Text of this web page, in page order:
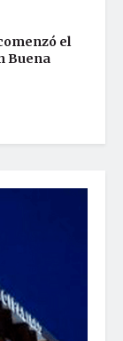
el
Buena